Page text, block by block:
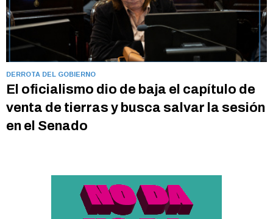
DERROTA DEL GOBIERNO
El oficialismo dio de baja el capítulo de
venta de tierras y busca salvar la sesión
en el Senado